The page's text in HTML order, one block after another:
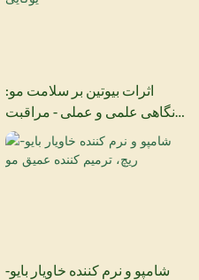
اثرات بیوتین بر سلامت مو:
نگاهی علمی و عملی - مراقبت
یوگایی
شامپو و نرم کننده خاویار بایو-